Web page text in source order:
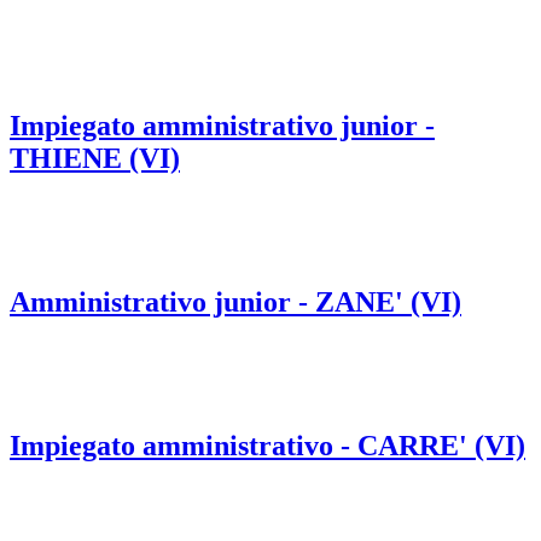
Impiegato amministrativo junior -
THIENE (VI)
Amministrativo junior - ZANE' (VI)
Impiegato amministrativo - CARRE' (VI)